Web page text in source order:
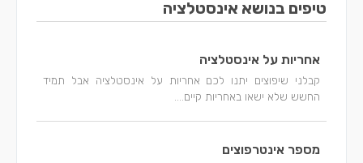
טיפים בנושא אינסטלציה
אחריות על אינסטלציה
קבלני שיפוצים יתנו לכם אחריות על אינסטלציה אבל תמיד
החשש שלא ישאו באחריות קיים....
מספר אינטרפוצים